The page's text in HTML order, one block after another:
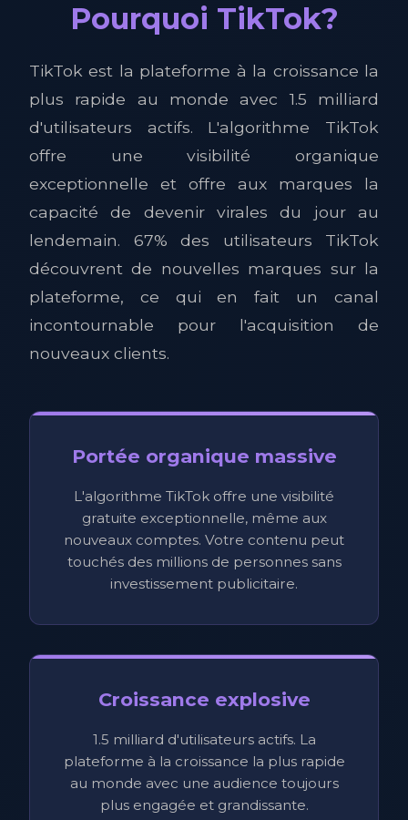
Pourquoi TikTok?
TikTok est la plateforme à la croissance la
plus rapide au monde avec 1.5 milliard
d'utilisateurs actifs. L'algorithme TikTok
offre une visibilité organique
exceptionnelle et offre aux marques la
capacité de devenir virales du jour au
lendemain. 67% des utilisateurs TikTok
découvrent de nouvelles marques sur la
plateforme, ce qui en fait un canal
incontournable pour l'acquisition de
nouveaux clients.
Portée organique massive
L'algorithme TikTok offre une visibilité
gratuite exceptionnelle, même aux
nouveaux comptes. Votre contenu peut
touchés des millions de personnes sans
investissement publicitaire.
Croissance explosive
1.5 milliard d'utilisateurs actifs. La
plateforme à la croissance la plus rapide
au monde avec une audience toujours
plus engagée et grandissante.